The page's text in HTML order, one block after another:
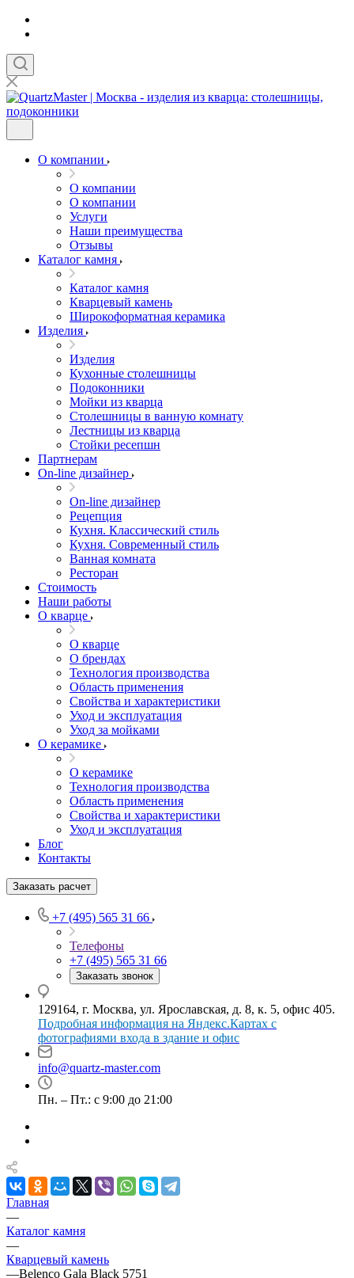
О компании
О компании
О компании
Услуги
Наши преимущества
Отзывы
Каталог камня
Каталог камня
Кварцевый камень
Широкоформатная керамика
Изделия
Изделия
Кухонные столешницы
Подоконники
Мойки из кварца
Столешницы в ванную комнату
Лестницы из кварца
Стойки ресепшн
Партнерам
On-line дизайнер
On-line дизайнер
Рецепция
Кухня. Классический стиль
Кухня. Современный стиль
Ванная комната
Ресторан
Стоимость
Наши работы
О кварце
О кварце
О брендах
Технология производства
Область применения
Свойства и характеристики
Уход и эксплуатация
Уход за мойками
О керамике
О керамике
Технология производства
Область применения
Свойства и характеристики
Уход и эксплуатация
Блог
Контакты
Заказать расчет
+7 (495) 565 31 66
Телефоны
+7 (495) 565 31 66
Заказать звонок
129164, г. Москва, ул. Ярославская, д. 8, к. 5, офис 405.
Подробная информация на Яндекс.Картах с
фотографиями входа в здание и офис
info@quartz-master.com
Пн. – Пт.: с 9:00 до 21:00
Главная
—
Каталог камня
—
Кварцевый камень
—Belenco Gala Black 5751